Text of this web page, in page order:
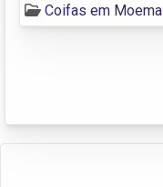
Coifas em Moema